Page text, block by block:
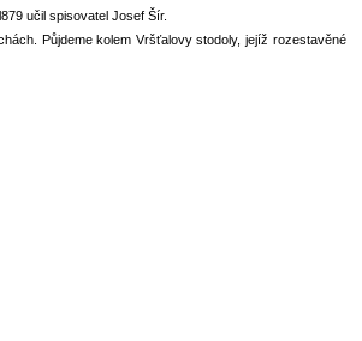
učil spisovatel Josef Šír.
Půjdeme kolem Vršťalovy stodoly, jejíž rozestavěné